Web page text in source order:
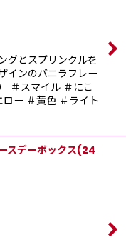
グとスプリンクルを
インのバニラフレー
＃スマイル ＃にこ
ー ＃黄色 ＃ライト
スデーボックス(24